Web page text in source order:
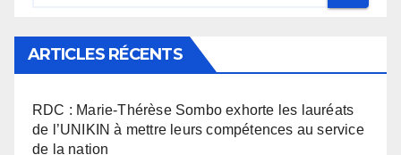
ARTICLES RÉCENTS
RDC : Marie-Thérèse Sombo exhorte les lauréats
de l’UNIKIN à mettre leurs compétences au service
de la nation